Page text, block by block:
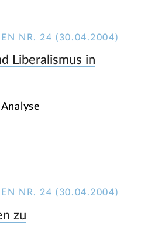
NR. 24 (30.04.2004)
Liberalismus in
NR. 24 (30.04.2004)
zu